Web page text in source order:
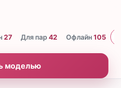
27 Для пар 42 Офлайн105
моделью